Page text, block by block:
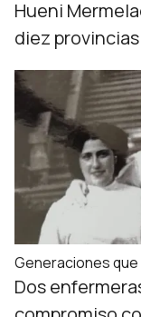
Hueni
diez provincias
Generaciones que
Dos